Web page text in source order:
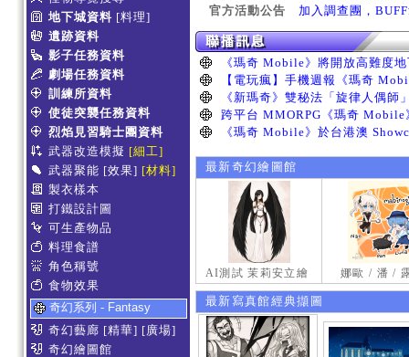
地下城資料 [料理]
遺跡資料
影子任務資料
劇場任務資料
訓練所資料
使徒突襲任務資料
烈焰見習騎士團資料
武器改造模擬 [細工]
武器聚能 [效果] [材料]
製衣樣本
打鐵設計圖
可生產物品
料理食譜
角色稱號
食物效果
奇幻系列 - Fantasy
奇幻藝廊 [精華] [廣場]
奇幻繪圖館
官方活動公告
加入調查團，
最新奇幻繪圖館
AI測試 茉莉安立繪 娜歐 / 潘 /
最新寫真館經典擷圖